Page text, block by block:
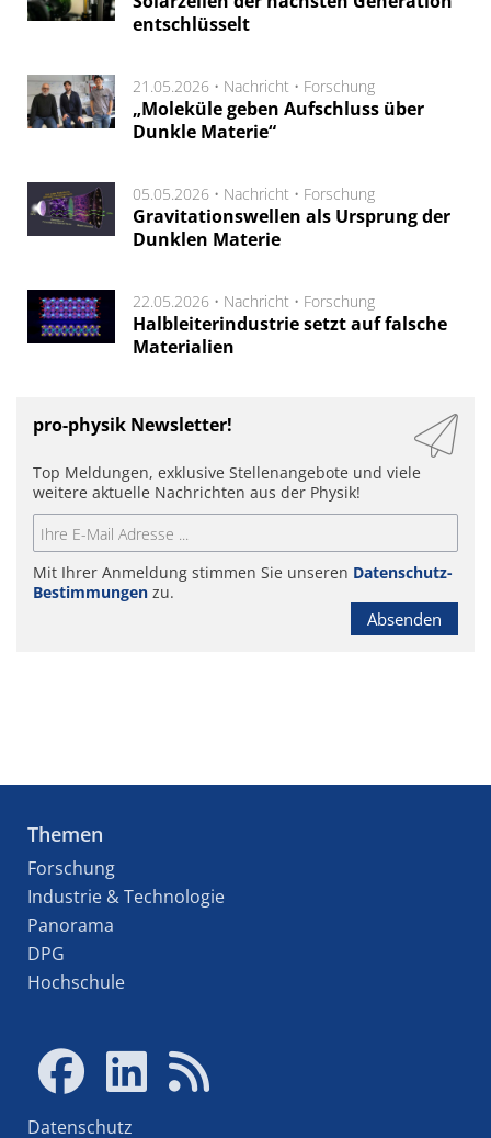
entschlüsselt
21.05.2026 • Nachricht • Forschung
„Moleküle geben Aufschluss über
Dunkle Materie“
05.05.2026 • Nachricht • Forschung
Gravitationswellen als Ursprung der
Dunklen Materie
22.05.2026 • Nachricht • Forschung
Halbleiterindustrie setzt auf falsche
Materialien
pro-physik Newsletter!
Top Meldungen, exklusive Stellenangebote und viele
weitere aktuelle Nachrichten aus der Physik!
Mit Ihrer Anmeldung stimmen Sie unseren Datenschutz-
Bestimmungen zu.
Absenden
Themen
Forschung
Industrie & Technologie
Panorama
DPG
Hochschule
Datenschutz